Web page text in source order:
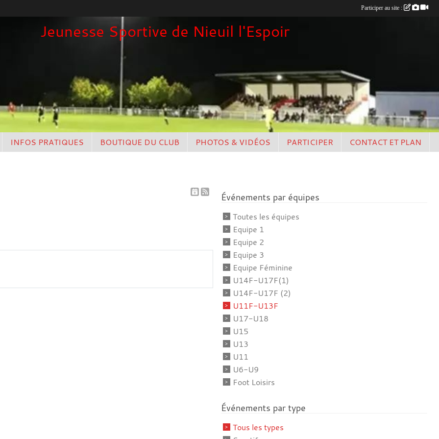
Jeunesse Sportive de Nieuil l'Espoir
INFOS PRATIQUES BOUTIQUE DU CLUB PHOTOS & VIDÉOS PARTICIPER CONTACT ET PLAN
Événements par équipes
Toutes les équipes
Equipe 1
Equipe 2
Equipe 3
Equipe Féminine
U14F-U17F(1)
U14F-U17F (2)
U11F-U13F
U17-U18
U15
U13
U11
U6-U9
Foot Loisirs
Événements par type
Tous les types
Participer au site :